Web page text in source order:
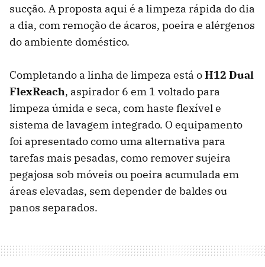
sucção. A proposta aqui é a limpeza rápida do dia
a dia, com remoção de ácaros, poeira e alérgenos
do ambiente doméstico.
Completando a linha de limpeza está oH12 Dual
FlexReach, aspirador 6 em 1 voltado para
limpeza úmida e seca, com haste flexível e
sistema de lavagem integrado. O equipamento
foi apresentado como uma alternativa para
tarefas mais pesadas, como remover sujeira
pegajosa sob móveis ou poeira acumulada em
áreas elevadas, sem depender de baldes ou
panos separados.